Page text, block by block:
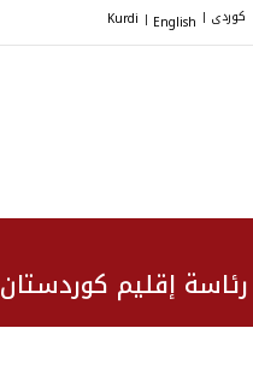
کوردی |
English
|
Kurdi
رئاسة إقليم كوردستان